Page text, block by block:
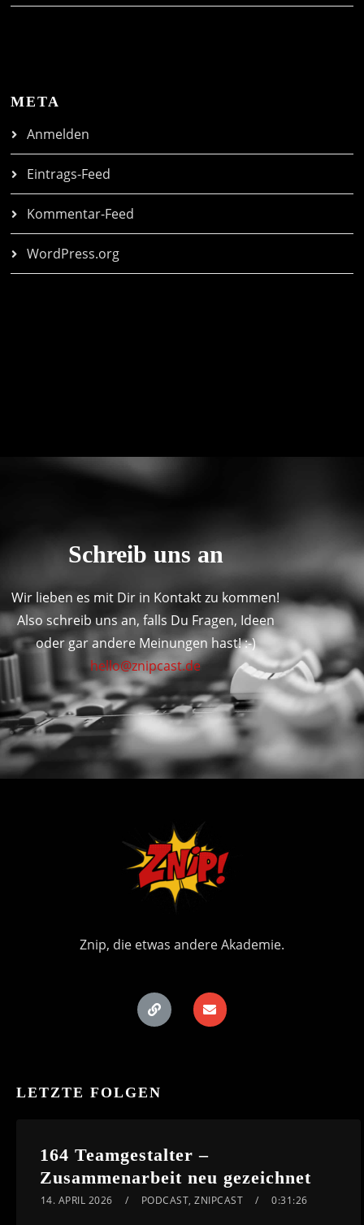
META
Anmelden
Eintrags-Feed
Kommentar-Feed
WordPress.org
Schreib uns an
Wir lieben es mit Dir in Kontakt zu kommen!
Also schreib uns an, falls Du Fragen, Ideen
oder gar andere Meinungen hast! :-)
hello@znipcast.de
Znip, die etwas andere Akademie.
LETZTE FOLGEN
164 Teamgestalter –
Zusammenarbeit neu gezeichnet
14. APRIL 2026 PODCAST,ZNIPCAST 0:31:26